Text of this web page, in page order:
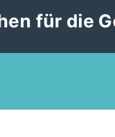
für die